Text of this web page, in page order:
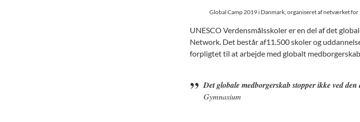
Global Camp 2019 i Danmark, organiseret af netværket for
UNESCO Verdensmålsskoler er en del af det
Network. Det består af11.500 skoler og
forpligtet til at arbejde med globalt
Det globale medborgerskab stopper ikke ved
Gymnasium